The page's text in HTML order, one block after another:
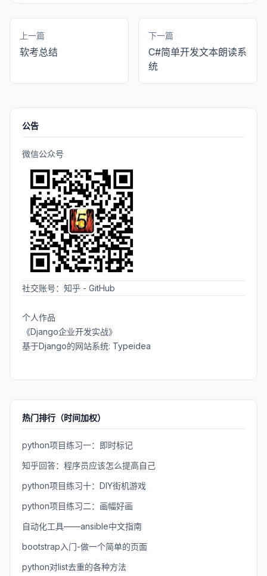
上一篇
软考总结
下一篇
C#简单开发文本朗读系
统
公告
微信公众号
社交账号： 知乎 - GitHub
个人作品
《Django企业开发实战》
基于Django的网站系统: Typeidea
热门排行（时间加权）
python项目练习一：即时标记
知乎回答：程序员应该怎么提高自己
python项目练习十：DIY街机游戏
python项目练习二：画幅好画
自动化工具——ansible中文指南
bootstrap入门-做一个简单的页面
python对list去重的各种方法